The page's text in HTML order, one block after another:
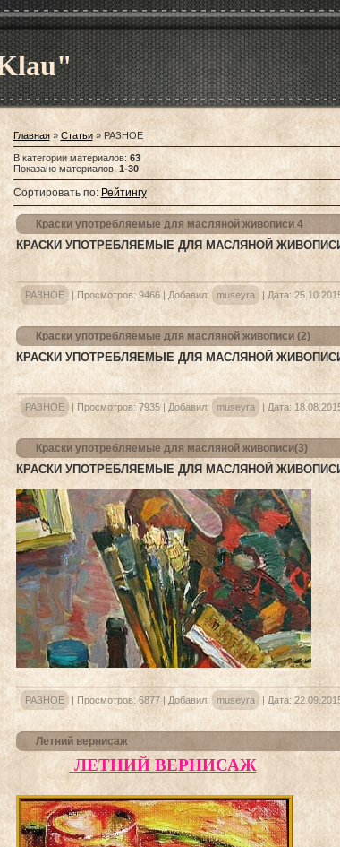
Главная» Статьи» РАЗНОЕ
В категории материалов: 63
Показано материалов:1-30
Сортировать по: Рейтингу
Краски употребляемые для масляной живописи 4
КРАСКИ УПОТРЕБЛЯЕМЫЕ ДЛЯ МАСЛЯНОЙ
РАЗНОЕ | Просмотров: 9466|Добавил: museyra | Дата:
Краски употребляемые для масляной живописи (2)
КРАСКИ УПОТРЕБЛЯЕМЫЕ ДЛЯ МАСЛЯНОЙ
РАЗНОЕ | Просмотров: 7935|Добавил: museyra | Дата:
Краски употребляемые для масляной живописи(3)
КРАСКИ УПОТРЕБЛЯЕМЫЕ ДЛЯ МАСЛЯНОЙ
РАЗНОЕ Просмотров: 6877| Добавил: museyra Дата:
Летний вернисаж
ЛЕТНИЙ ВЕРНИСАЖ